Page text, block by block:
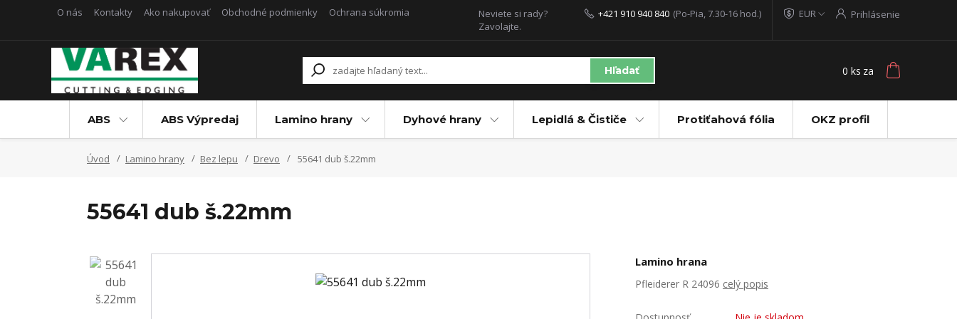
O nás Kontakty Ako nakupovať Obchodné podmienky Ochrana súkromia EUR Prihlásenie
Hľadať
Neviete si rady?
Zavolajte.
+421 910 940 840 (Po-Pia, 7.30-16 hod.)
0 ks za
ABS ABS Výpredaj Lamino hrany Dyhové hrany Lepidlá & Čističe Protiťahová fólia OKZ profil
Úvod Lamino hrany Bez lepu Drevo 55641 dub š.22mm
55641 dub š.22mm
Lamino hrana
Pfleiderer R 24096 celý popis